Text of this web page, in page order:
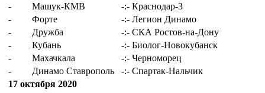
-
Машук-КМВ -:- Краснодар-3
-
Форте -:- Легион Динамо
-
Дружба -:- СКА Ростов-на-Дону
-
Кубань -:- Биолог-Новокубанск
-
Махачкала -:- Черноморец
-
Динамо Ставрополь -:- Спартак-Нальчик
17 октября 2020